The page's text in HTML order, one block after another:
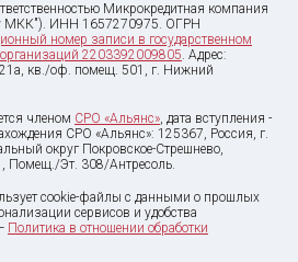
Микрокредитная компания
МКК"). ИНН 1657270975. ОГРН
номер записи в государственном
2203392009805. Адрес:
кв./оф. помещ. 501, г. Нижний
членом СРО «Альянс», дата вступления -
СРО «Альянс»: 125367, Россия, г.
округ Покровское-Стрешнево,
Помещ./Эт. 308/Антресоль.
cookie-файлы с данными о прошлых
сервисов и удобства
Политика в отношении обработки